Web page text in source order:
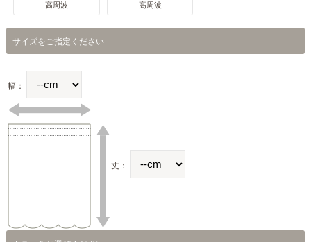
高周波
高周波
サイズをご指定ください
幅：
丈：